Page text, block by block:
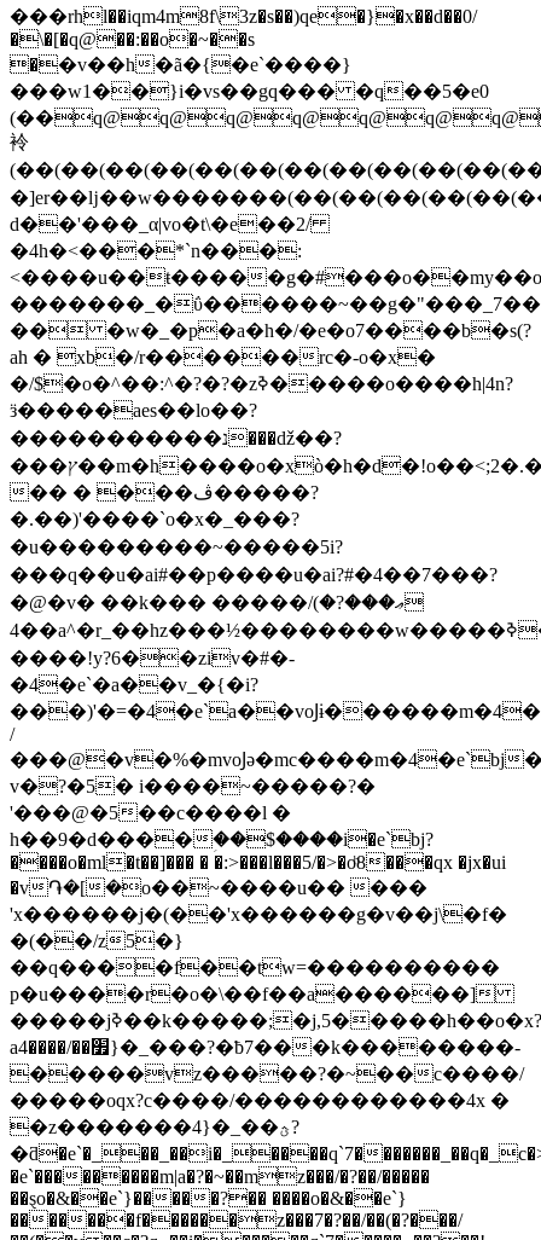
���rhl��iqm4m8f\3z�s��)qe�}�x��d��0/
�\�[�q@��:��o�~��s
�ִ�v��h�ã�{�e`����}
���w1��}i�vs��gq��� �q��5�e0
袊
d��'���_α|vo�t\�e��2/
�4h�<���*`n���:
<����u��ŧ����
�� �w�_�p�a�h�/�e�o7����b�s(?
ah � xb�/r������rc�-o�x�
�/$�o�^��:^�?�?�zߢ�����o����h|4n?
ӟ�����aes��lo��?
�����������נ���ǆ��?
���ץ��m�h����o�xò�h�d�!o��<;2�.�
�� � ���ڤ�����?
�.��)'����`o�x�_���?
�u���������~�����5i?
���q��u�ai#��p����u�ai?#�4��7���?
�@�v� ��k��� �����ޢ���?�)/
��4a^�r_��hz���½��������w�����ߢ�?
����!y?6��ziv�#�-
�4�e`�a��v_�{�i?
/
���@�v�%�mvoͿə�mc����m�4�e`bj
v�?�5� i����~�����?�
'���@�5��c����l �
h��9�d����ؚ��$����i�e`bj?
����o�ml�t��]��� � �:>���l���5/�>�oͪ8���qx �jx�ui
�v֏�[�o��~����u�� ���
'x������j�(��'x������g�v��j\�f�
�(��/z5�}
��q����f��tw=����������
p�u����r�o�\��f��a������]
�����jߢ��k�����;�j,5�����h��o�x?
a׿��/����4}�_���?�ƀ7���k��������-
�����vz�����?�~��c����/
�����oqx?c����/������������4x �
�z�������4}�_��ؿ?
�ƌ�e`�_��_��i�_����q`7�
�e`���������m|a�?�~��mz���/�?��/�����
��ȿo�&��e`}�����?�� ����o�&��e`}
�������f������z���7�?��/��(�?���/